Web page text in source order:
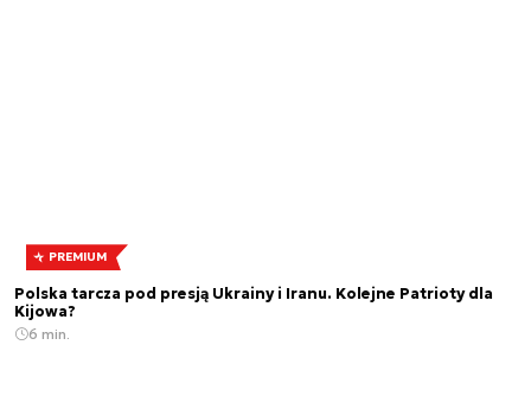
PREMIUM
Polska tarcza pod presją Ukrainy i Iranu. Kolejne Patrioty dla
Kijowa?
6 min.